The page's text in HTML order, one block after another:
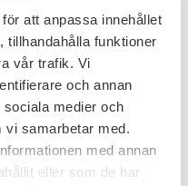
att anpassa innehållet
tillhandahålla funktioner
vår trafik. Vi
och annan
medier och
vi samarbetar med.
med annan
eller som de har